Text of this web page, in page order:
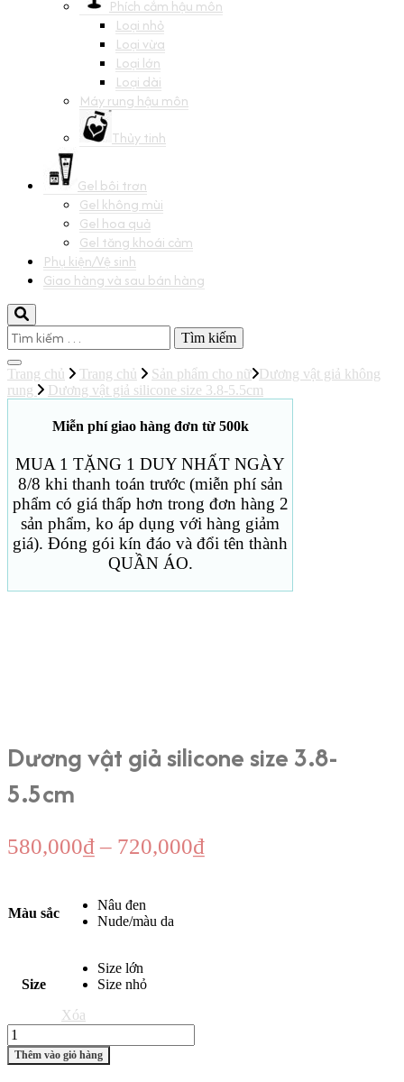
Phích cắm hậu môn
Loại nhỏ
Loại vừa
Loại lớn
Loại dài
Máy rung hậu môn
Thủy tinh
Gel bôi trơn
Gel không mùi
Gel hoa quả
Gel tăng khoái cảm
Phụ kiện/Vệ sinh
Giao hàng và sau bán hàng
Tìm
kiếm
cho:
Trang chủ Trang chủ Sản phẩm cho nữ Dương vật giả không
rung
Dương vật giả silicone size 3.8-5.5cm
Miễn phí giao hàng đơn từ 500k
MUA 1 TẶNG 1 DUY NHẤT NGÀY
8/8 khi thanh toán trước (miễn phí sản
phẩm có giá thấp hơn trong đơn hàng 2
sản phẩm, ko áp dụng với hàng giảm
giá). Đóng gói kín đáo và đổi tên thành
QUẦN ÁO.
Dương vật giả silicone size 3.8-
5.5cm
580,000₫ – 720,000₫Khoảng
Màu sắc
Nâu đen
Nude/màu da
Size
Size lớn
Size nhỏ
Xóa
Dương
vật
giả
Thêm vào giỏ hàng